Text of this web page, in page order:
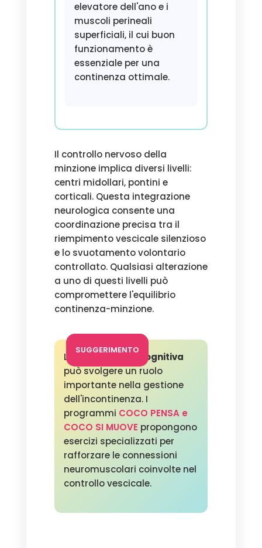
elevatore dell'ano e i
muscoli perineali
superficiali, il cui buon
funzionamento è
essenziale per una
continenza ottimale.
Il controllo nervoso della
minzione implica diversi livelli:
centri midollari, pontini e
corticali. Questa integrazione
neurologica consente una
coordinazione precisa tra il
riempimento vescicale silenzioso
e lo svuotamento volontario
controllato. Qualsiasi alterazione
a uno di questi livelli può
compromettere l'equilibrio
continenza-minzione.
SUGGERIMENTO
La
stimolazione cognitiva
può svolgere un ruolo
importante nella gestione
dell'incontinenza. I
programmi COCO PENSA e
COCO SI MUOVE propongono
esercizi specializzati per
rafforzare le connessioni
neuromuscolari coinvolte nel
controllo vescicale.